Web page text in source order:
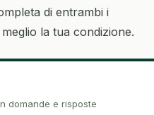
di entrambi i
la tua condizione.
domande e risposte